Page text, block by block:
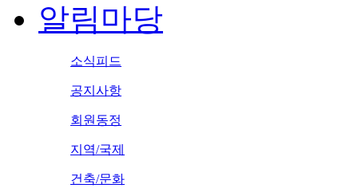
알림마당
소식피드
공지사항
회원동정
지역/국제
건축/문화